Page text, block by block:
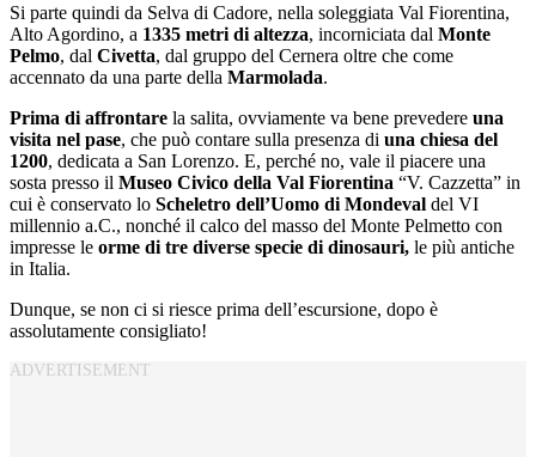
Si parte quindi da Selva di Cadore, nella soleggiata Val Fiorentina,
Alto Agordino, a 1335 metri di altezza, incorniciata dal Monte
Pelmo, dal Civetta, dal gruppo del Cernera oltre che come
accennato da una parte della Marmolada.
Prima di affrontare la salita, ovviamente va bene prevedere una
visita nel pase, che può contare sulla presenza di una chiesa del
1200, dedicata a San Lorenzo. E, perché no, vale il piacere una
sosta presso il Museo Civico della Val Fiorentina “V. Cazzetta” in
cui è conservato lo Scheletro dell’Uomo di Mondeval del VI
millennio a.C., nonché il calco del masso del Monte Pelmetto con
impresse le orme di tre diverse specie di dinosauri, le più antiche
in Italia.
Dunque, se non ci si riesce prima dell’escursione, dopo è
assolutamente consigliato!